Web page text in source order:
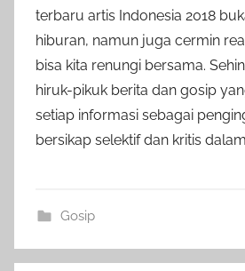
terbaru artis Indonesia 2018
hiburan, namun juga cermin
bisa kita renungi bersama.
hiruk-pikuk berita dan gosip
setiap informasi sebagai
bersikap selektif dan kritis
Gosip